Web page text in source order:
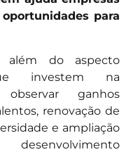
para
além do aspecto
investem na
observar ganhos
renovação de
e ampliação